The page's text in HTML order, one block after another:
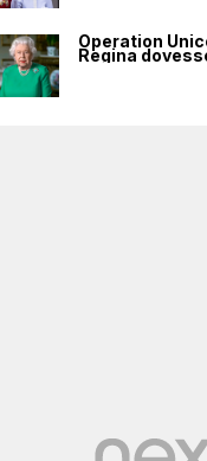
Operation
Regina